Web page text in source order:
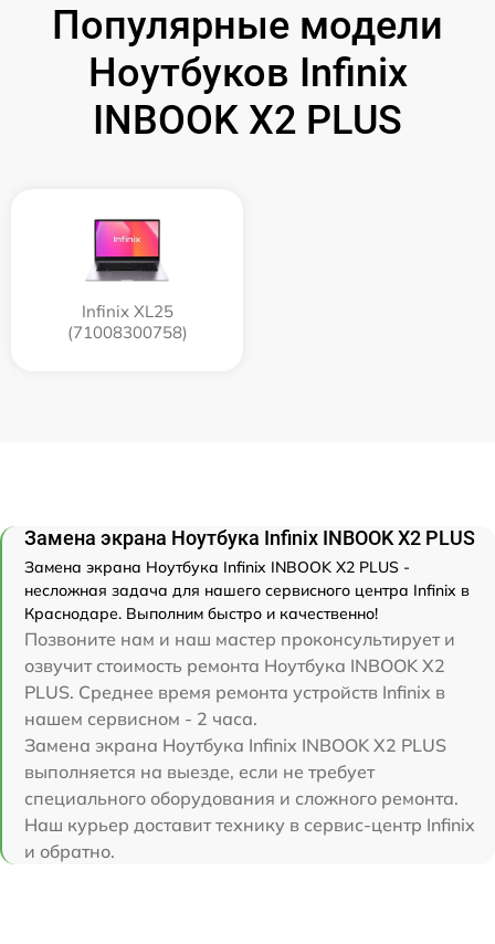
Популярные модели
Ноутбуков Infinix
INBOOK X2 PLUS
Infinix XL25
(71008300758)
Замена экрана Ноутбука Infinix INBOOK X2 PLUS
Замена экрана Ноутбука Infinix INBOOK X2 PLUS -
несложная задача для нашего сервисного центра Infinix в
Краснодаре. Выполним быстро и качественно!
Позвоните нам и наш мастер проконсультирует и
озвучит стоимость ремонта Ноутбука INBOOK X2
PLUS. Среднее время ремонта устройств Infinix в
нашем сервисном - 2 часа.
Замена экрана Ноутбука Infinix INBOOK X2 PLUS
выполняется на выезде, если не требует
специального оборудования и сложного ремонта.
Наш курьер доставит технику в сервис-центр Infinix
и обратно.